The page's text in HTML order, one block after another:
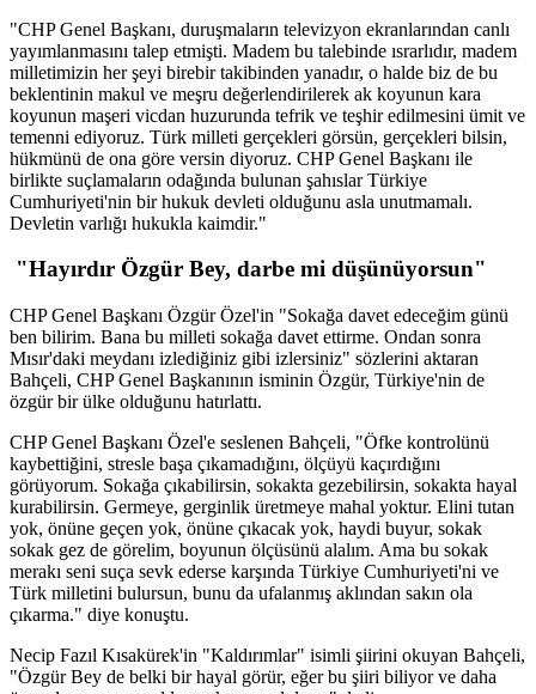
"CHP Genel Başkanı, duruşmaların televizyon ekranlarından canlı
yayımlanmasını talep etmişti. Madem bu talebinde ısrarlıdır, madem
milletimizin her şeyi birebir takibinden yanadır, o halde biz de bu
beklentinin makul ve meşru değerlendirilerek ak koyunun kara
koyunun maşeri vicdan huzurunda tefrik ve teşhir edilmesini ümit ve
temenni ediyoruz. Türk milleti gerçekleri görsün, gerçekleri bilsin,
hükmünü de ona göre versin diyoruz. CHP Genel Başkanı ile
birlikte suçlamaların odağında bulunan şahıslar Türkiye
Cumhuriyeti'nin bir hukuk devleti olduğunu asla unutmamalı.
Devletin varlığı hukukla kaimdir."
"Hayırdır Özgür Bey, darbe mi düşünüyorsun"
CHP Genel Başkanı Özgür Özel'in "Sokağa davet edeceğim günü
ben bilirim. Bana bu milleti sokağa davet ettirme. Ondan sonra
Mısır'daki meydanı izlediğiniz gibi izlersiniz" sözlerini aktaran
Bahçeli, CHP Genel Başkanının isminin Özgür, Türkiye'nin de
özgür bir ülke olduğunu hatırlattı.
CHP Genel Başkanı Özel'e seslenen Bahçeli, "Öfke kontrolünü
kaybettiğini, stresle başa çıkamadığını, ölçüyü kaçırdığını
görüyorum. Sokağa çıkabilirsin, sokakta gezebilirsin, sokakta hayal
kurabilirsin. Germeye, gerginlik üretmeye mahal yoktur. Elini tutan
yok, önüne geçen yok, önüne çıkacak yok, haydi buyur, sokak
sokak gez de görelim, boyunun ölçüsünü alalım. Ama bu sokak
merakı seni suça sevk ederse karşında Türkiye Cumhuriyeti'ni ve
Türk milletini bulursun, bunu da ufalanmış aklından sakın ola
çıkarma." diye konuştu.
Necip Fazıl Kısakürek'in "Kaldırımlar" isimli şiirini okuyan Bahçeli,
"Özgür Bey de belki bir hayal görür, eğer bu şiiri biliyor ve daha